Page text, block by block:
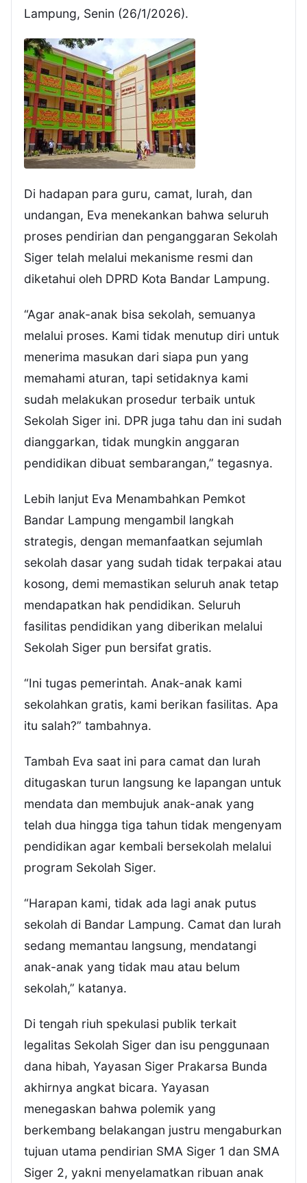
Lampung, Senin (26/1/2026).
Di hadapan para guru, camat, lurah, dan
undangan, Eva menekankan bahwa seluruh
proses pendirian dan penganggaran Sekolah
Siger telah melalui mekanisme resmi dan
diketahui oleh DPRD Kota Bandar Lampung.
“Agar anak-anak bisa sekolah, semuanya
melalui proses. Kami tidak menutup diri untuk
menerima masukan dari siapa pun yang
memahami aturan, tapi setidaknya kami
sudah melakukan prosedur terbaik untuk
Sekolah Siger ini. DPR juga tahu dan ini sudah
dianggarkan, tidak mungkin anggaran
pendidikan dibuat sembarangan,” tegasnya.
Lebih lanjut Eva Menambahkan Pemkot
Bandar Lampung mengambil langkah
strategis, dengan memanfaatkan sejumlah
sekolah dasar yang sudah tidak terpakai atau
kosong, demi memastikan seluruh anak tetap
mendapatkan hak pendidikan. Seluruh
fasilitas pendidikan yang diberikan melalui
Sekolah Siger pun bersifat gratis.
“Ini tugas pemerintah. Anak-anak kami
sekolahkan gratis, kami berikan fasilitas. Apa
itu salah?” tambahnya.
Tambah Eva saat ini para camat dan lurah
ditugaskan turun langsung ke lapangan untuk
mendata dan membujuk anak-anak yang
telah dua hingga tiga tahun tidak mengenyam
pendidikan agar kembali bersekolah melalui
program Sekolah Siger.
“Harapan kami, tidak ada lagi anak putus
sekolah di Bandar Lampung. Camat dan lurah
sedang memantau langsung, mendatangi
anak-anak yang tidak mau atau belum
sekolah,” katanya.
Di tengah riuh spekulasi publik terkait
legalitas Sekolah Siger dan isu penggunaan
dana hibah, Yayasan Siger Prakarsa Bunda
akhirnya angkat bicara. Yayasan
menegaskan bahwa polemik yang
berkembang belakangan justru mengaburkan
tujuan utama pendirian SMA Siger 1 dan SMA
Siger 2, yakni menyelamatkan ribuan anak